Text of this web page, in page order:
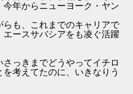
年からニューヨーク・ヤン
も、これまでのキャリアで
ースサバシアをも凌ぐ活躍
っきまでどうやってイチロ
考えてたのに、いきなりう